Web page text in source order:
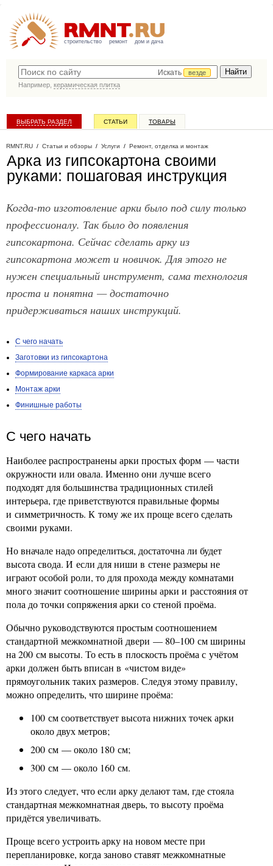
строительство ремонт дом и дача
Искать
везде
Например, керамическая плитка
ВЫБРАТЬ РАЗДЕЛ СТАТЬИ ТОВАРЫ
RMNT.RU / Статьи и обзоры / Услуги / Ремонт, отделка и монтаж
Арка из гипсокартона своими
руками: пошаговая инструкция
Когда-то изготовление арки было под силу только
профессионалу. Так было до появления
гипсокартона. Сейчас сделать арку из
гипсокартона может и новичок. Для этого не
нужен специальный инструмент, сама технология
проста и понятна — достаточно
придерживаться наших инструкций.
С чего начать
Заготовки из гипсокартона
Формирование каркаса арки
Монтаж арки
Финишные работы
С чего начать
Наиболее распространены арки простых форм — части
окружности или овала. Именно они лучше всего
подходят для большинства традиционных стилей
интерьера, где приветствуются правильные формы
и симметричность. К тому же их проще всего сделать
своими руками.
Но вначале надо определиться, достаточна ли будет
высота свода. И если для ниши в стене размеры не
играют особой роли, то для прохода между комнатами
много значит соотношение ширины арки и расстояния от
пола до точки сопряжения арки со стеной проёма.
Обычно руководствуются простым соотношением
стандартной межкомнатной двери — 80–100 см ширины
на 200 см высоты. То есть в плоскость проёма с учётом
арки должен быть вписан в «чистом виде»
прямоугольник таких размеров. Следуя этому правилу,
можно определить, что ширине проёма:
100 см соответствует высота нижних точек арки
около двух метров;
200 см — около 180 см;
300 см — около 160 см.
Из этого следует, что если арку делают там, где стояла
стандартная межкомнатная дверь, то высоту проёма
придётся увеличивать.
Проще всего устроить арку на новом месте при
перепланировке, когда заново ставят межкомнатные